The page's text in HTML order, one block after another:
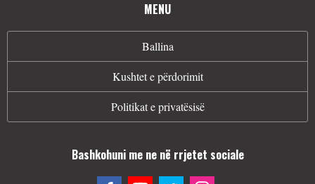
MENU
Ballina
Kushtet e përdorimit
Politikat e privatësisë
Bashkohuni me ne në rrjetet sociale